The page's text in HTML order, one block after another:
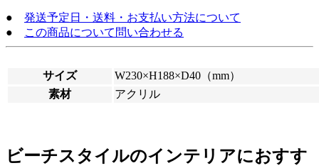
● 発送予定日・送料・お支払い方法について
●
この商品について問い合わせる
サイズ
W230×H188×D40（mm）
素材
アクリル
ビーチスタイルのインテリアにおすす